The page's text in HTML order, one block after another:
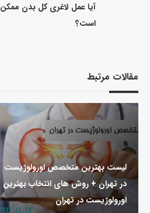
آیا عمل لاغری کل بدن ممکن
است؟
مقالات مرتبط
لیست بهترین متخصص اورولوژیست
در تهران + روش های انتخاب بهترین
اورولوژیست در تهران